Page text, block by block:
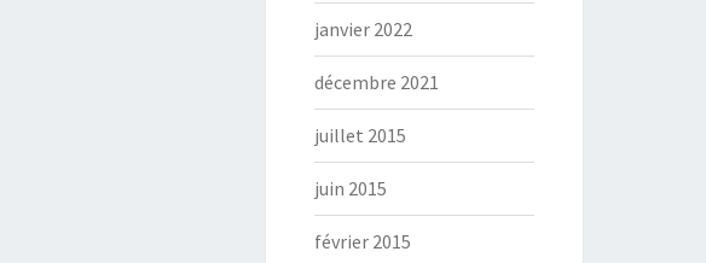
janvier 2022
décembre 2021
juillet 2015
juin 2015
février 2015